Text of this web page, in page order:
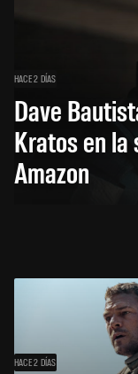
HACE 2 DÍAS
Dave
Kratos en la
Amazon
HACE 2 DÍAS